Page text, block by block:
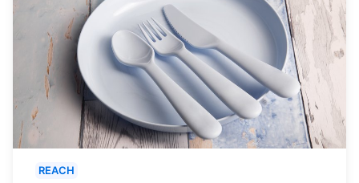
REACH